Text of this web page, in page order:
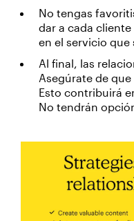
No tengas
dar a cada
en el servicio que
Al final, las
Asegúrate de
Esto contribuirá
No tendrán